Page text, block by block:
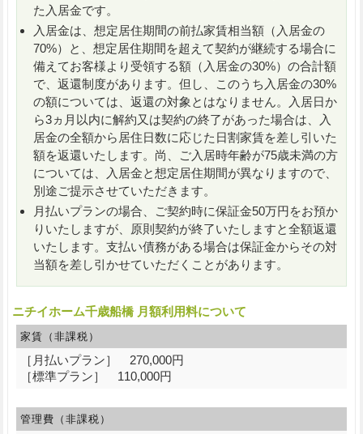
た入居金です。
入居金は、想定居住期間の前払家賃相当額（入居金の
70%）と、想定居住期間を超えて契約が継続する場合に
備えてお客様より受領する額（入居金の30%）の合計額
で、返還制度があります。但し、このうち入居金の30%
の額については、返還の対象とはなりません。入居日か
ら3ヵ月以内に解約又は契約の終了があった場合は、入
居金の全額から居住日数に応じた日割家賃を差し引いた
額を返還いたします。尚、ご入居時年齢が75歳未満の方
については、入居金と想定居住期間が異なりますので、
別途ご提示させていただきます。
月払いプランの場合、ご契約時に保証金50万円をお預か
りいたしますが、原則契約が終了いたしますと全額返還
いたします。支払い債務がある場合は保証金からその対
当額を差し引かせていただくことがあります。
ニチイホーム千歳船橋 月額利用料について
家賃（非課税）
［月払いプラン］ 270,000円
［標準プラン］ 110,000円
管理費（非課税）